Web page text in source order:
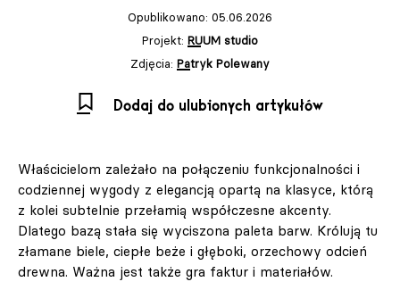
Opublikowano: 05.06.2026
Projekt: RUUM studio
Zdjęcia: Patryk Polewany
Dodaj do ulubionych artykułów
Właścicielom zależało na połączeniu funkcjonalności i
codziennej wygody z elegancją opartą na klasyce, którą
z kolei subtelnie przełamią współczesne akcenty.
Dlatego bazą stała się wyciszona paleta barw. Królują tu
złamane biele, ciepłe beże i głęboki, orzechowy odcień
drewna. Ważna jest także gra faktur i materiałów.